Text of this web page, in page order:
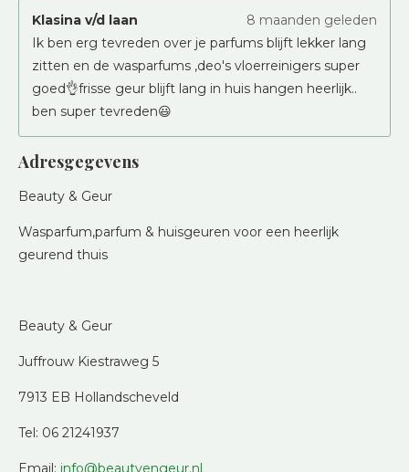
Klasina v/d laan
8 maanden geleden
Ik ben erg tevreden over je parfums blijft lekker lang
zitten en de wasparfums ,deo's vloerreinigers super
goed👌frisse geur blijft lang in huis hangen heerlijk..
ben super tevreden😃
Adresgegevens
Beauty & Geur
Wasparfum,parfum & huisgeuren voor een heerlijk
geurend thuis
Beauty & Geur
Juffrouw Kiestraweg 5
7913 EB Hollandscheveld
Tel: 06 21241937
Email: info@beautyengeur.nl